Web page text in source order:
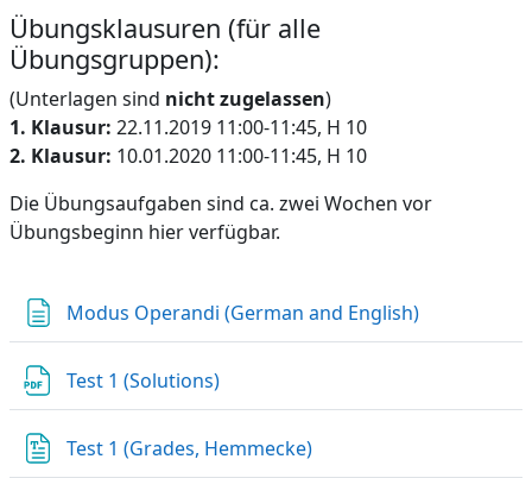
Übungsklausuren (für alle
Übungsgruppen):
(Unterlagen sind nicht zugelassen)
1. Klausur: 22.11.2019 11:00-11:45, H 10
2. Klausur: 10.01.2020 11:00-11:45, H 10
Die Übungsaufgaben sind ca. zwei Wochen vor
Übungsbeginn hier verfügbar.
Modus Operandi (German and English)Textseite
Test 1 (Solutions)
Test 1 (Grades, Hemmecke)